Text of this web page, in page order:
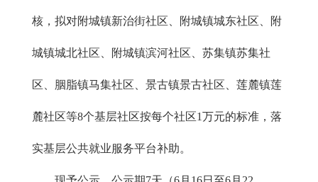
核，拟对附城镇新治街社区、附城镇城东社区、附
城镇城北社区、附城镇滨河社区、苏集镇苏集社
区、胭脂镇马集社区、景古镇景古社区、莲麓镇莲
麓社区等8个基层社区按每个社区1万元的标准，落
实基层公共就业服务平台补助。